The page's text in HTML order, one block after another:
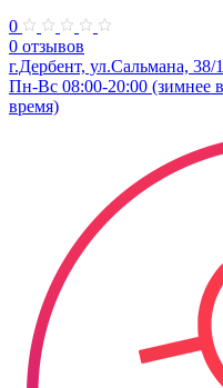
0
0 отзывов
г.Дербент, ​ул.​Сальмана, 38/1
Пн-Вс 08:00-20:00 (зимнее
время)